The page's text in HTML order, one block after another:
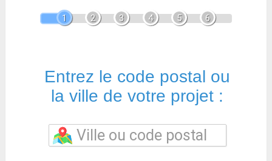
1 2 3 4 5 6
Entrez le code postal ou
la ville de votre projet :